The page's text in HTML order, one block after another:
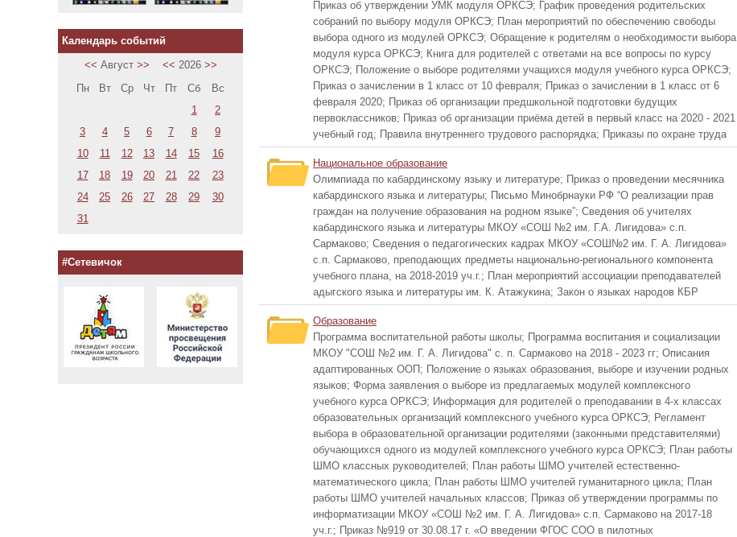
Календарь событий
<< Август >> << 2026 >>
Пн
Вт Ср Чт Пт Сб
Вс
1
2
3
4 5 6 7 8
9
10
11 12 13 14 15
16
17
18 19 20 21 22
23
24
25 26 27 28 29
30
31
#Сетевичок
Приказ об утверждении УМК модуля ОРКСЭ; График проведения родительских
собраний по выбору модуля ОРКСЭ; План мероприятий по обеспечению свободы
выбора одного из модулей ОРКСЭ; Обращение к родителям о необходимости выбора
модуля курса ОРКСЭ; Книга для родителей с ответами на все вопросы по курсу
ОРКСЭ; Положение о выборе родителями учащихся модуля учебного курса ОРКСЭ;
Приказ о зачислении в 1 класс от 10 февраля; Приказ о зачислении в 1 класс от 6
февраля 2020; Приказ об организации предшкольной подготовки будущих
первоклассников; Приказ об организации приёма детей в первый класс на 2020 - 2021
учебный год; Правила внутреннего трудового распорядка; Приказы по охране труда
Национальное образование
Олимпиада по кабардинскому языку и литературе; Приказ о проведении месячника
кабардинского языка и литературы; Письмо Минобрнауки РФ “О реализации прав
граждан на получение образования на родном языке”; Сведения об учителях
кабардинского языка и литературы МКОУ «СОШ №2 им. Г.А. Лигидова» с.п.
Сармаково; Сведения о педагогических кадрах МКОУ «СОШ№2 им. Г. А. Лигидова»
с.п. Сармаково, преподающих предметы национально-регионального компонента
учебного плана, на 2018-2019 уч.г.; План мероприятий ассоциации преподавателей
адыгского языка и литературы им. К. Атажукина; Закон о языках народов КБР
Образование
Программа воспитательной работы школы; Программа воспитания и социализации
МКОУ "СОШ №2 им. Г. А. Лигидова" с. п. Сармаково на 2018 - 2023 гг; Описания
адаптированных ООП; Положение о языках образования, выборе и изучении родных
языков; Форма заявления о выборе из предлагаемых модулей комплексного
учебного курса ОРКСЭ; Информация для родителей о преподавании в 4-х классах
образовательных организаций комплексного учебного курса ОРКСЭ; Регламент
выбора в образовательной организации родителями (законными представителями)
обучающихся одного из модулей комплексного учебного курса ОРКСЭ; План работы
ШМО классных руководителей; План работы ШМО учителей естественно-
математического цикла; План работы ШМО учителей гуманитарного цикла; План
работы ШМО учителей начальных классов; Приказ об утверждении программы по
информатизации МКОУ «СОШ №2 им. Г. А. Лигидова» с.п. Сармаково на 2017-18
уч.г.; Приказ №919 от 30.08.17 г. «О введении ФГОС СОО в пилотных